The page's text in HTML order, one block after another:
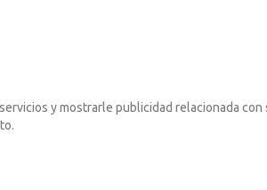
y mostrarle publicidad relacionada